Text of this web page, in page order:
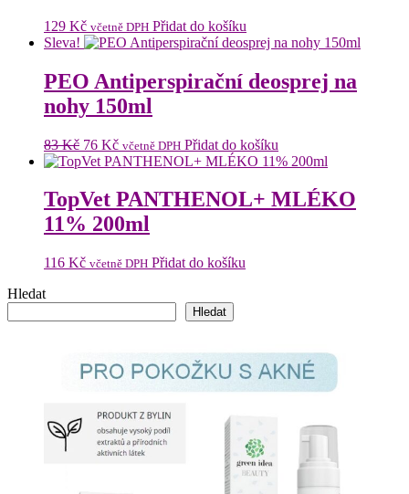
129 Kč včetně DPH Přidat do košíku
Sleva!
PEO Antiperspirační deosprej na
nohy 150ml
83Kč Původní
cena
83 Kč.
76 KčAktuální
cena
76 Kč.
včetně DPH Přidat do košíku
TopVet PANTHENOL+ MLÉKO
11% 200ml
116 Kč včetně DPH Přidat do košíku
Hledat
Hledat